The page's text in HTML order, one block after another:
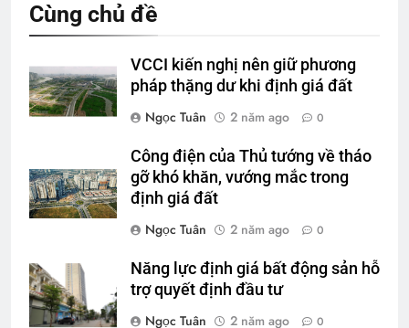
Cùng chủ đề
VCCI kiến nghị nên giữ phương
pháp thặng dư khi định giá đất
Ngọc Tuân
2 năm ago 0
Công điện của Thủ tướng về tháo
gỡ khó khăn, vướng mắc trong
định giá đất
Ngọc Tuân
2 năm ago 0
Năng lực định giá bất động sản hỗ
trợ quyết định đầu tư
Ngọc Tuân
2 năm ago 0